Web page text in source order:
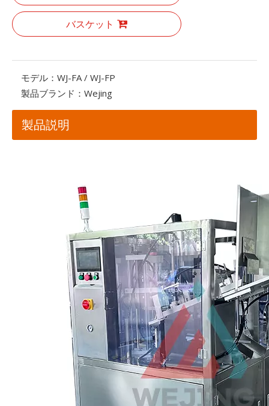
バスケット
モデル： WJ-FA / WJ-FP
製品ブランド： Wejing
製品説明